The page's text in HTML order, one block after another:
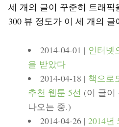
세 개의 글이 꾸준히 트래픽
300 뷰 정도가 이 세 개의 글
2014-04-01 | 인터넷
을 받았다
2014-04-18 | 책으로
추천 웹툰 5선 (이 글이
나오는 중.)
2014-04-26 | 2014년